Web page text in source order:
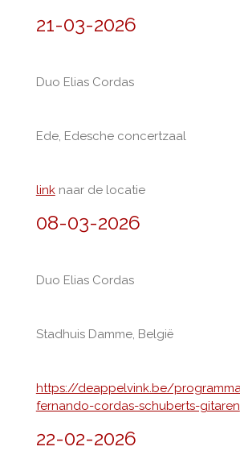
21-03-2026
Duo Elias Cordas
Ede, Edesche concertzaal
linknaar de locatie
08-03-2026
Duo Elias Cordas
Stadhuis Damme, België
https://deappelvink.be/
fernando-cordas-schuberts-gitaren
22-02-2026